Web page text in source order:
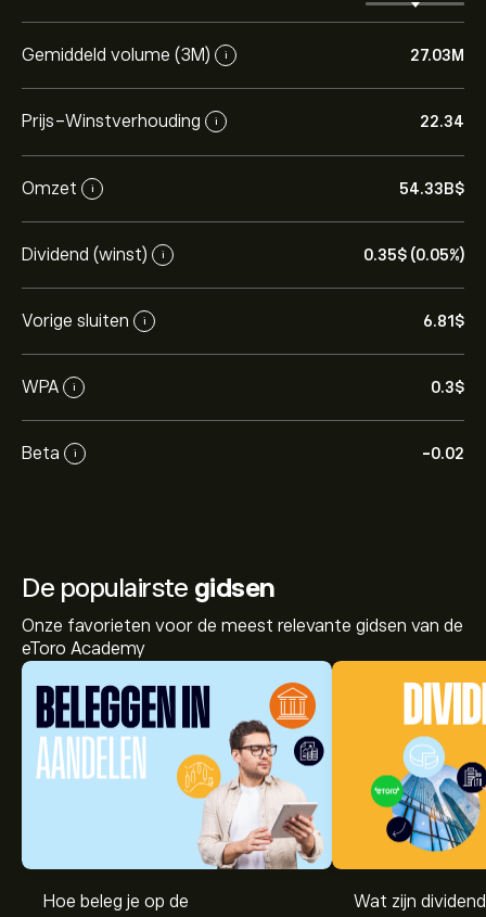
Gemiddeld volume (3M) i 27.03M
Prijs-Winstverhouding i 22.34
Omzet i 54.33B‎$‎
Dividend (winst) i 0.35‎$‎ (0.05%)
Vorige sluiten i 6.81‎$‎
WPA i 0.3‎$‎
Beta i -0.02
De populairste gidsen
Onze favorieten voor de meest relevante gidsen van de
eToro Academy
Hoe beleg je op de
Wat zijn